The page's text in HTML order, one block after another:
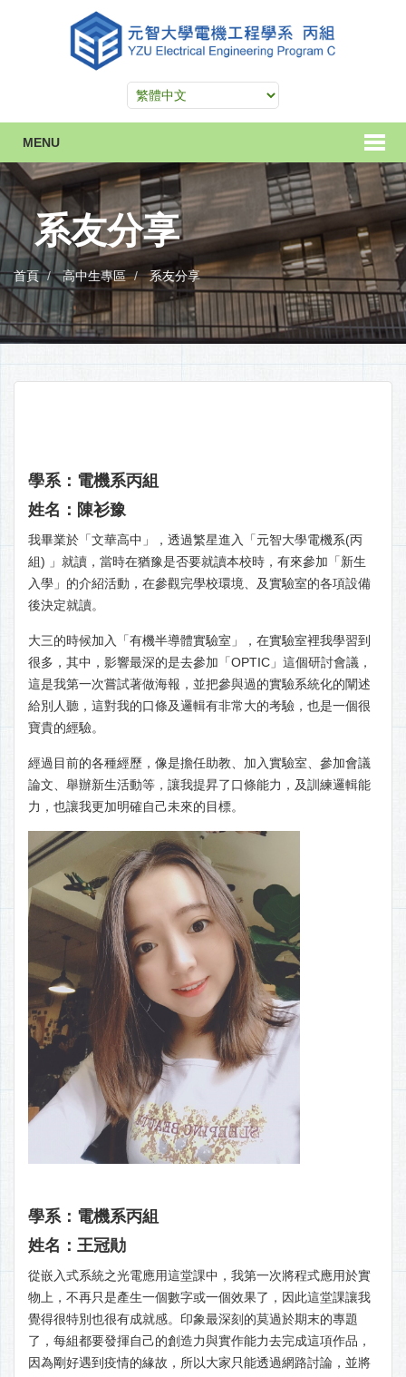
MENU
系友分享
首頁 高中生專區 系友分享
學系：電機系丙組
姓名：陳衫豫
我畢業於「文華高中」，透過繁星進入「元智大學電機系(丙
組) 」就讀，當時在猶豫是否要就讀本校時，有來參加「新生
入學」的介紹活動，在參觀完學校環境、及實驗室的各項設備
後決定就讀。
大三的時候加入「有機半導體實驗室」，在實驗室裡我學習到
很多，其中，影響最深的是去參加「OPTIC」這個研討會議，
這是我第一次嘗試著做海報，並把參與過的實驗系統化的闡述
給別人聽，這對我的口條及邏輯有非常大的考驗，也是一個很
寶貴的經驗。
經過目前的各種經歷，像是擔任助教、加入實驗室、參加會議
論文、舉辦新生活動等，讓我提昇了口條能力，及訓練邏輯能
力，也讓我更加明確自己未來的目標。
學系：電機系丙組
姓名：王冠勛
從嵌入式系統之光電應用這堂課中，我第一次將程式應用於實
物上，不再只是產生一個數字或一個效果了，因此這堂課讓我
覺得很特別也很有成就感。印象最深刻的莫過於期末的專題
了，每組都要發揮自己的創造力與實作能力去完成這項作品，
因為剛好遇到疫情的緣故，所以大家只能透過網路討論，並將